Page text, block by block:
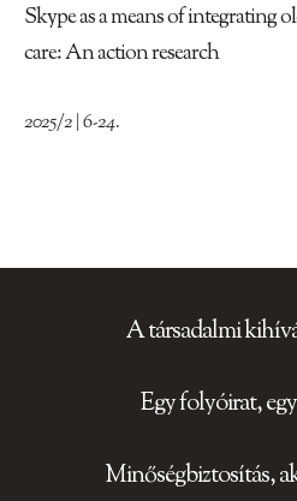
Skype as a means of integrating
care: An action research
2025/2 | 6-24.
A társadalmi
Egy folyóirat,
Minőségbiztosítás,